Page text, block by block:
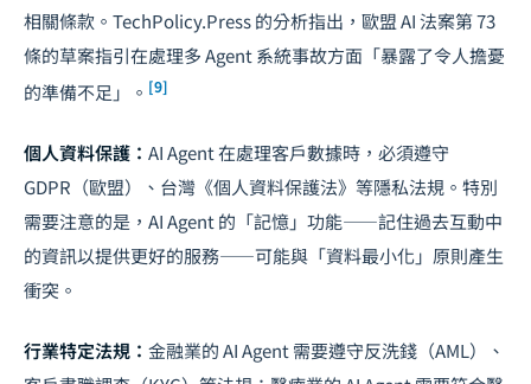
相關條款。TechPolicy.Press 的分析指出，歐盟 AI 法案第 73
條的草案指引在處理多 Agent 系統事故方面「暴露了令人擔憂
的準備不足」。 [9]
個人資料保護： AI Agent 在處理客戶數據時，必須遵守
GDPR（歐盟）、台灣《個人資料保護法》等隱私法規。特別
需要注意的是，AI Agent 的「記憶」功能——記住過去互動中
的資訊以提供更好的服務——可能與「資料最小化」原則產生
衝突。
行業特定法規： 金融業的 AI Agent 需要遵守反洗錢（AML）、